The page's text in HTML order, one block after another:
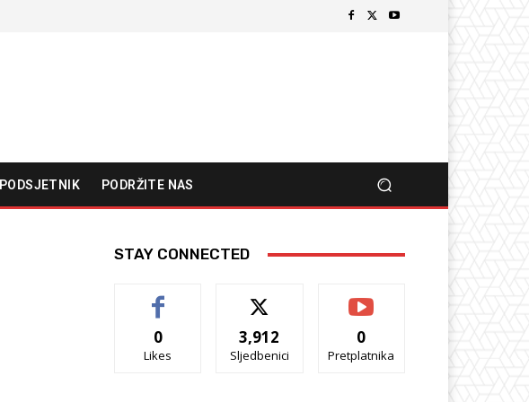
PODSJETNIK PODRŽITE NAS
STAY CONNECTED
0
Likes
3,912
Sljedbenici
0
Pretplatnika